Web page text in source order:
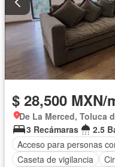
$ 28,500 MXN/
De La Merced, Toluca
3 Recámaras
2.5
Acceso para personas
Caseta de vigilancia